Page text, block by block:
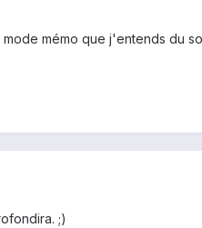
mémo que j'entends du
;)